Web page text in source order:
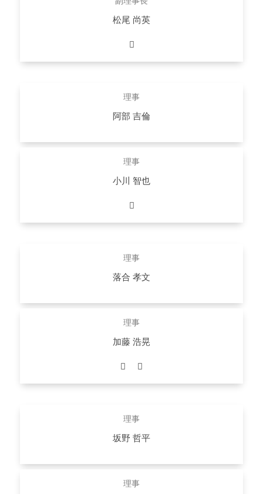
松尾 尚英
ウェルネス・コミュニケーションズ株式会社 執行役員 事
理事
阿部 吉倫
詳しくはこちら
理事
小川 智也
医師、MRT株式会社 代表取締役社長
詳しくはこちら
理事
落合 孝文
理事
加藤 浩晃
医師、京都府立医科大学、デジタルハリウッド大学院客員教
理事
坂野 哲平
詳しくはこちら
理事